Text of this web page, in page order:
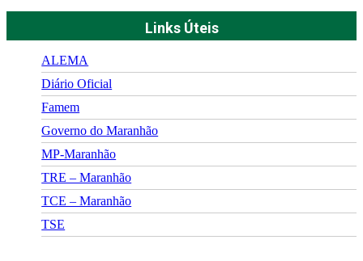
Links Úteis
ALEMA
Diário Oficial
Famem
Governo do Maranhão
MP-Maranhão
TRE – Maranhão
TCE – Maranhão
TSE